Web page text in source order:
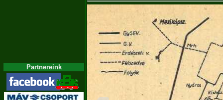
Partnereink